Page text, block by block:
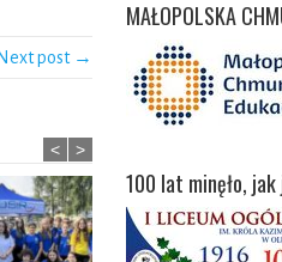
Next post →
< >
MAŁOPOLSKA
100 lat minęło,